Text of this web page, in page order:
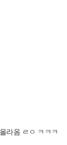
라옴 ㄹㅇ ㅋㅋㅋ